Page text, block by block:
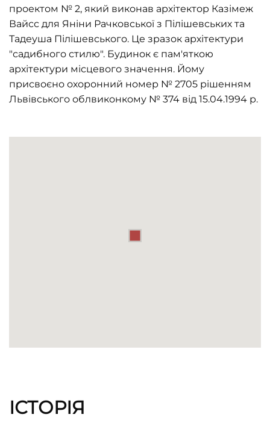
проектом № 2, який виконав архітектор Казімеж
Вайсс для Яніни Рачковської з Пілішевських та
Тадеуша Пілішевського. Це зразок архітектури
"садибного стилю". Будинок є пам'яткою
архітектури місцевого значення. Йому
присвоєно охоронний номер № 2705 рішенням
Львівського облвиконкому № 374 від 15.04.1994 р.
ІСТОРІЯ